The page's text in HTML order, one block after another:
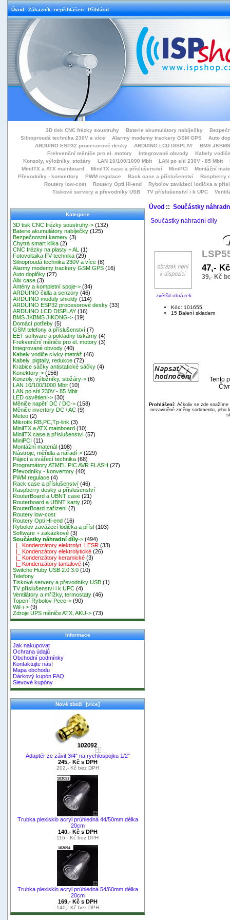
Úvod Zákazník: nepřihlášen Přihlásit
3D tisk CNC frézky soustruhy Baterie akumulátory nabíječky
Silnoproudá technika 230V a více
Alarmy modemy trackery GSM GPS
Auto
ARDUINO ESP32 procesorové desky
ARDUINO LCD DISPLAY
BMS
Frekvenční měniče pro el. motory
Integrované obvody
Kabely
Konzoly, výložníky, stožáry
LAN 10/100/1000 Mbit LAN po síti 230V - 85 Mbit
MiniITX a ATX mainboard
MiniITX case a příslušenství MiniPCI
Montážní
Převodníky - konvertory
PWM regulace Rack case a příslušenství
Raspberry
Routery low-cost
Routery Opti Hi-end
Rybolov zavážecí lodička a přísl
Tiskové servery a převodníky USB
TV příslušenství i k UPC
Kategorie
3D tisk CNC frézky soustruhy-> (132)
Baterie akumulátory nabíječky (125)
Bezpečnostní kamery (3)
Chytrá smart klika (2)
CNC frézky na plasty + AL
(1)
Fotovoltaika FV technika (29)
Silnoproudá technika 230V a více (8)
Alarmy modemy trackery GSM GPS (16)
Auto doplňky (27)
Alix case (3)
Antény a kompletní spoje-> (34)
ARDUINO čidla a senzory (46)
ARDUINO moduly shieldy (114)
ARDUINO ESP32 procesorové desky (33)
ARDUINO LCD DISPLAY (16)
BMS JKBMS JIKONG-> (19)
Domácí potřeby (5)
GSM telefony a příslušenství (7)
EET software a pokladny tiskárny (4)
Frekvenční měniče pro el. motory (3)
Integrované obvody (40)
Kabely vodiče cívky metráž (46)
Kabely, pigtaily, redukce (72)
Krabice sáčky antistatické sáčky (4)
Konektory-> (156)
Konzoly, výložníky, stožáry-> (6)
LAN 10/100/1000 Mbit (10)
LAN po síti 230V - 85 Mbit
LED osvětlení-> (30)
Měniče napětí DC / DC-> (158)
Měniče invertory DC / AC (9)
Meteo (2)
Mikrotik RB,PC,Tp-link (3)
MiniITX a ATX mainboard (10)
MiniITX case a příslušenství (57)
MiniPCI (11)
Montážní materiál (108)
Nástroje, měřidla a nářadí-> (229)
Pájecí a svářecí technika (68)
Programátory ATMEL PIC AVR FLASH (27)
Převodníky - konvertory (40)
PWM regulace (4)
Rack case a příslušenství (46)
Raspberry desky a příslušenství
RouterBoard a UBNT case (21)
Routerboard a UBNT karty (20)
RouterBoard zařízení (2)
Routery low-cost
Routery Opti Hi-end (16)
Rybolov zavážecí lodička a přísl (103)
Software + zakázkové (3)
Součástky náhradní díly-> (494)
|_ Kondenzátory elektrolyt. LESR (33)
|_ Kondenzátory elektrolytické (26)
|_ Kondenzátory keramické (3)
|_ Kondenzátory tantalové (4)
Switche Huby USB 2.0 3.0 (10)
Telefony
Tiskové servery a převodníky USB (1)
TV příslušenství i k UPC (4)
Ventilátory a mřížky, termostaty (46)
Topení Rybolov Pece-> (90)
WiFi-> (9)
Zdroje UPS měniče ATX, AKU-> (73)
Informace
Jak nakupovat
Ochrana údajů
Obchodní podmínky
Kontaktujte nás!
Mapa obchodu
Dárkový kupón FAQ
Slevové kupóny
Nové zboží [více]
Adaptér ze závit 3/4" na rychlospojku 1/2"
245,- Kč s DPH
202,- Kč bez DPH
Trubka plexisklo acryl prúhledná 44/50mm délka
20cm
140,- Kč s DPH
116,- Kč bez DPH
Trubka plexisklo acryl prúhledná 54/60mm délka
20cm
169,- Kč s DPH
140,- Kč bez DPH
Úvod:: Součástky
Součástky náhradní díly
zvětšit obrázek
47,-
39,- Kč
Kód: 101655
15 Balení skladem
Tento
Prohlášení:Ačkoliv se zde snažíme
nezaviněné změny sortimentu, jeho